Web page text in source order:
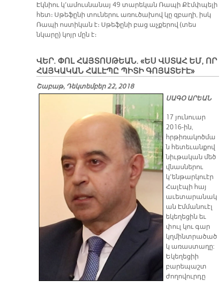
Էկնիու կ՚ամուսնանայ 49 տարեկան Ռապի Քէմփպելի
հետ։ Սթեֆընի տուներու առուծախով կը զբաղի, իսկ
Ռապի ոստիկան է։ Սթեֆընի բաց աչքերով (տես
նկարը) կոյր մըն է։
ՎԵՐ. ՓՈԼ ՀԱՅՏՈՍԹԵԱՆ. «ԵՍ ՎՍՏԱՀ ԵՄ, ՈՐ
ՀԱՅԿԱԿԱՆ ՀԱԼԷՊԸ ՊԻՏԻ ԳՈՅԱՏԵՒԷ»
Շաբաթ, Դեկտեմբեր 22, 2018
ՍԱԳՕ ԱՐԵԱՆ
17 յունուար
2016-ին,
հրթիռակոծմա
ն հետեւանքով
նիւթական մեծ
վնասներու
կ՚ենթարկուէր
Հալէպի հայ
աւետարանակ
ան Էմմանուէլ
եկեղեցին եւ
փուլ կու գար
կղմինտրածած
կ առաստաղը:
Եկեղեցիի
բարեպաշտ
ժողովուրդը